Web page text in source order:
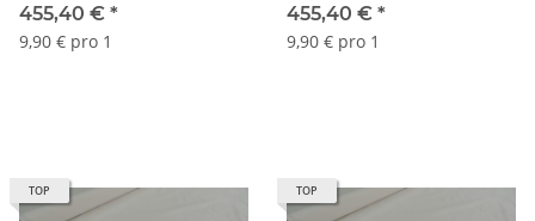
455,40 € *
9,90 € pro 1
455,40 € *
9,90 € pro 1
TOP TOP